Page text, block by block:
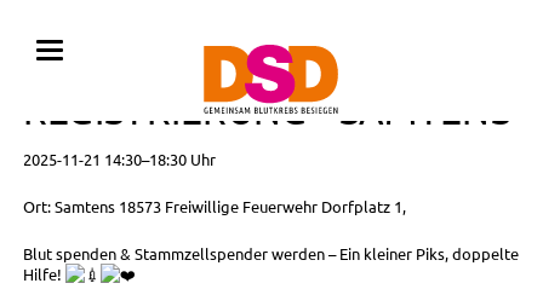
BLUTSPENDE MIT
REGISTRIERUNG • SAMTENS
2025-11-21 14:30–18:30 Uhr
Ort: Samtens 18573 Freiwillige Feuerwehr Dorfplatz 1,
Blut spenden & Stammzellspender werden – Ein kleiner Piks, doppelte
Hilfe!